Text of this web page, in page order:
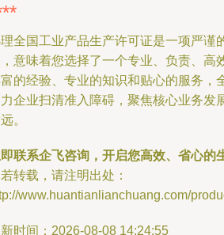
全国工业产品生产许可证是一项严谨
意味着您选择了一个专业、负责、高
的经验、专业的知识和贴心的服务，
企业扫清准入障碍，聚焦核心业务发
。
联系企飞咨询，开启您高效、省心的
转载，请注明出处：
www.huantianlianchuang.com/
时间：2026-08-08 14:24:55